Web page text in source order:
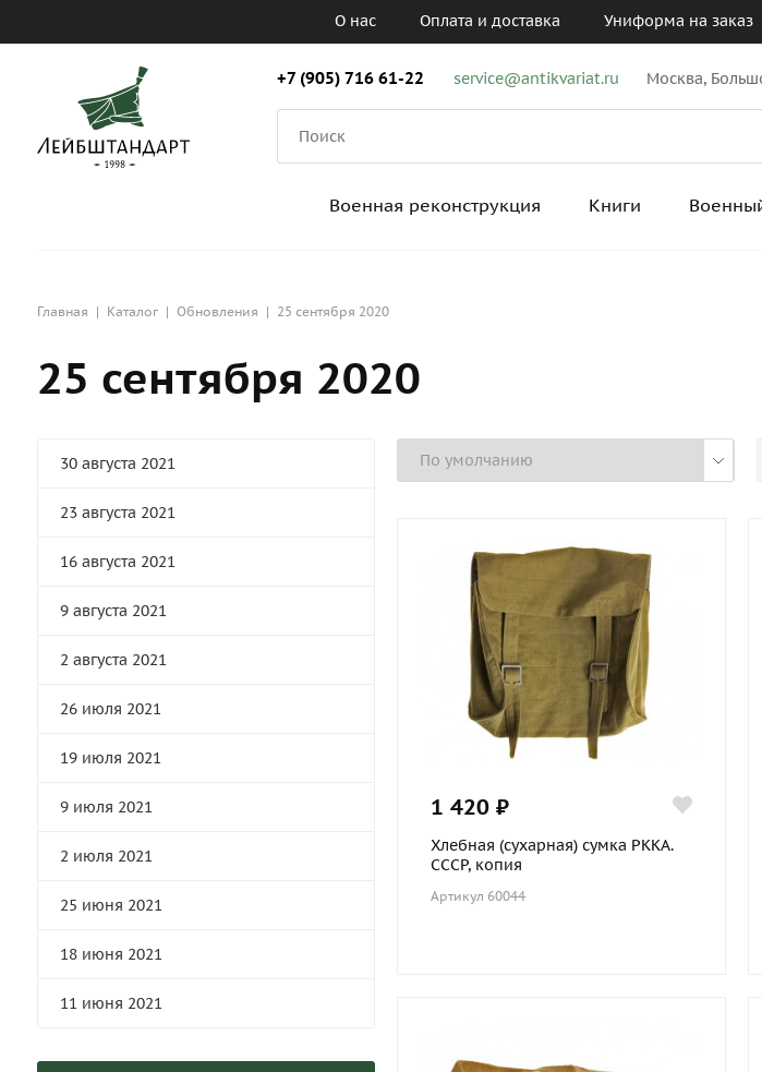
О нас Оплата и доставка Униформа на заказ
+7 (905) 716 61-22 service@antikvariat.ru Москва,
Военная реконструкция Книги
Главная | Каталог | Обновления | 25 сентября 2020
25 сентября 2020
30 августа 2021
23 августа 2021
16 августа 2021
9 августа 2021
2 августа 2021
26 июля 2021
19 июля 2021
9 июля 2021
2 июля 2021
25 июня 2021
18 июня 2021
11 июня 2021
1 420 ₽
Хлебная (сухарная) сумка РККА.
СССР, копия
Артикул 60044